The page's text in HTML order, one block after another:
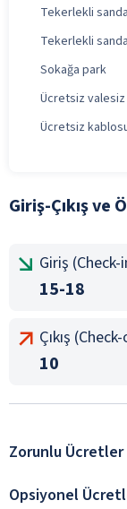
Tekerlekli
Tekerlekli
Sokağa park
Ücretsiz
Ücretsiz
Giriş-Çıkış ve
Giriş (Check-
15-18
Çıkış
10
Zorunlu Ücretler
Opsiyonel